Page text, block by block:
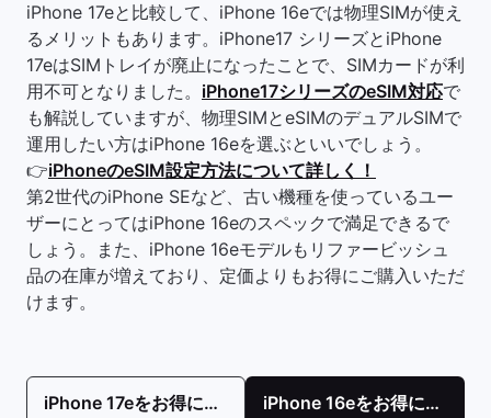
iPhone 17eと比較して、iPhone 16eでは物理SIMが使え
るメリットもあります。iPhone17 シリーズとiPhone
17eはSIMトレイが廃止になったことで、SIMカードが利
用不可となりました。 iPhone17シリーズのeSIM対応で
も解説していますが、物理SIMとeSIMのデュアルSIMで
運用したい方はiPhone 16eを選ぶといいでしょう。
👉iPhoneのeSIM設定方法について詳しく！
第2世代のiPhone SEなど、古い機種を使っているユー
ザーにとってはiPhone 16eのスペックで満足できるで
しょう。また、iPhone 16eモデルもリファービッシュ
品の在庫が増えており、定価よりもお得にご購入いただ
けます。
iPhone 17eをお得に購入！ iPhone 16eをお得に購入！